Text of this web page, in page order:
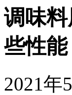
调味
些性能
2021年